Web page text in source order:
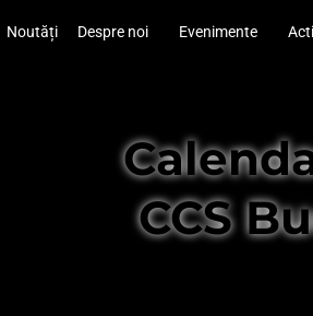
Noutăți Despre noi Evenimente
CCS